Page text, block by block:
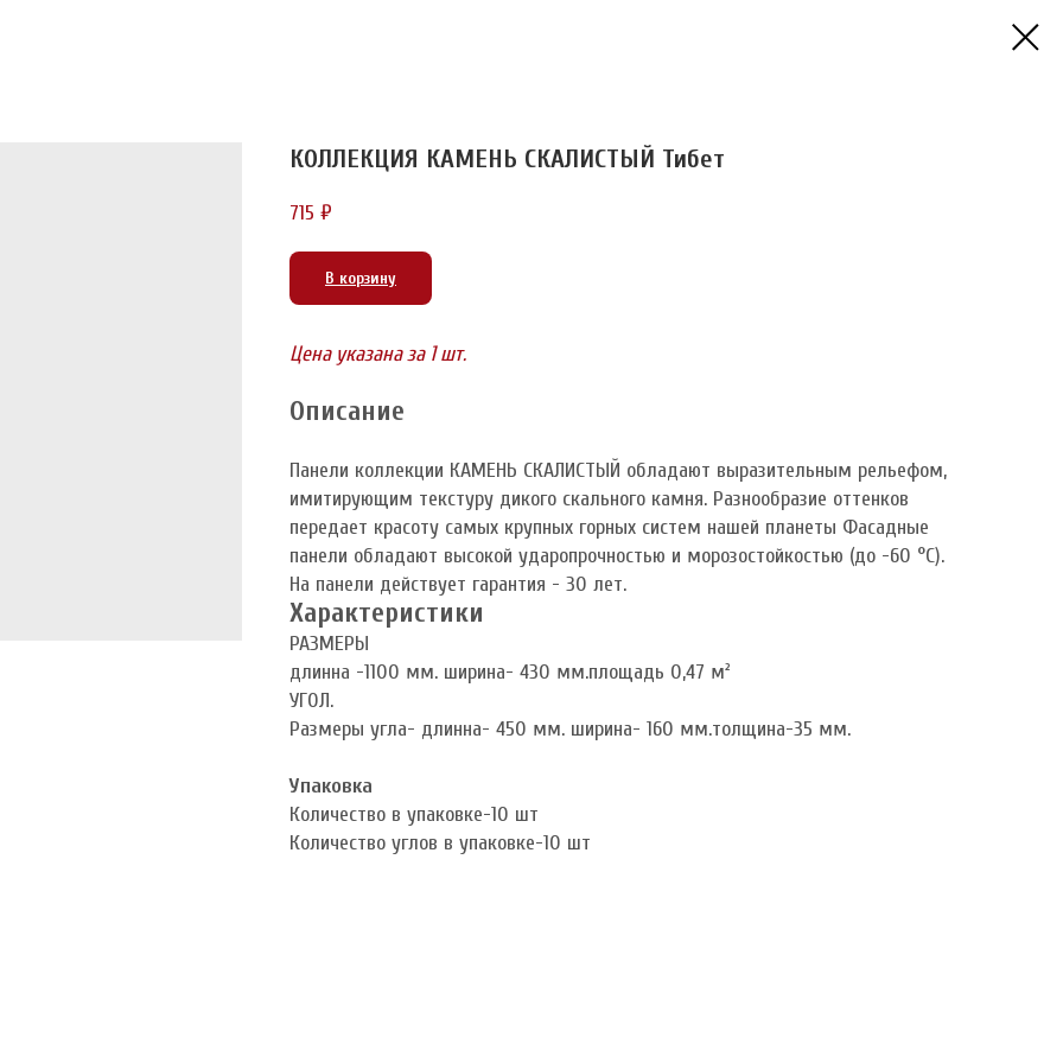
КОЛЛЕКЦИЯ КАМЕНЬ СКАЛИСТЫЙ Тибет
715 ₽
В корзину
Цена указана за 1 шт.
Описание
Панели коллекции КАМЕНЬ СКАЛИСТЫЙ обладают выразительным рельефом,
имитирующим текстуру дикого скального камня. Разнообразие оттенков
передает красоту самых крупных горных систем нашей планеты Фасадные
панели обладают высокой ударопрочностью и морозостойкостью (до -60 °C).
На панели действует гарантия - 30 лет.
Характеристики
РАЗМЕРЫ
длинна -1100 мм. ширина- 430 мм.площадь 0,47 м²
УГОЛ.
Размеры угла- длинна- 450 мм. ширина- 160 мм.толщина-35 мм.
Упаковка
Количество в упаковке-10 шт
Количество углов в упаковке-10 шт